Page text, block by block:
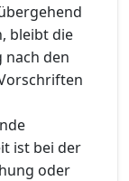
bleibt die
den
ist bei der
oder